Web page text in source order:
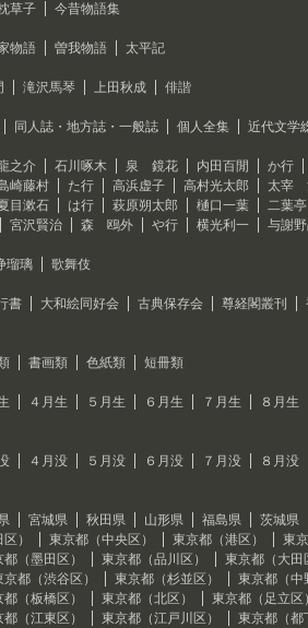
草子
今昔物語集
物語 曽我物語
太平記
滝沢馬琴 上田秋成
俳諧
同人誌・地方誌・一般誌 個人全集
近代文学
之介 石川啄木 泉 鏡花 内田百閒
か行
崎藤村 た行 高浜虚子 高村光太郎
太宰
目漱石 は行 萩原朔太郎 樋口一葉
二葉
宮沢賢治 森 鴎外 や行 横光利一
与謝
瑠璃
歌舞伎
書 大和絵同好会 古典保存会 尊経閣叢刊
書画類 色紙類
短冊類
４月生 ５月生 ６月生 ７月生
８月生
４月没 ５月没 ６月没 ７月没
８月没
宮城県 秋田県 山形県 福島県
茨城県
） 東京都（中央区） 東京都（港区）
東
（墨田区） 東京都（品川区）
東京都（大田
京都（渋谷区） 東京都（杉並区）
東京都（中
（板橋区） 東京都（北区）
東京都（足立区
（江東区） 東京都（江戸川区）
東京都（都